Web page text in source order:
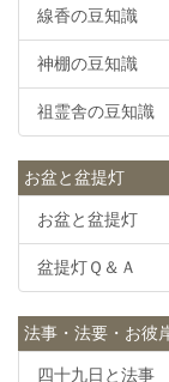
線香の豆知識
神棚の豆知識
祖霊舎の豆知識
お盆と盆提灯
お盆と盆提灯
盆提灯Ｑ＆Ａ
法事・法要・お彼
四十九日と法事